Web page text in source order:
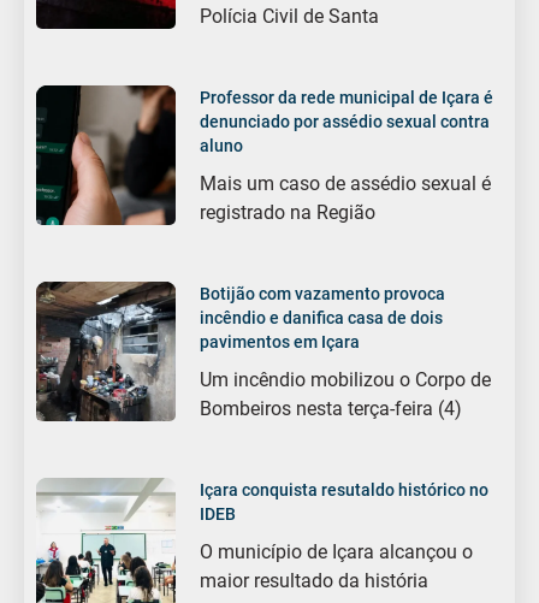
Polícia Civil de Santa
Professor da rede municipal de Içara é
denunciado por assédio sexual contra
aluno
Mais um caso de assédio sexual é
registrado na Região
Botijão com vazamento provoca
incêndio e danifica casa de dois
pavimentos em Içara
Um incêndio mobilizou o Corpo de
Bombeiros nesta terça-feira (4)
Içara conquista resutaldo histórico no
IDEB
O município de Içara alcançou o
maior resultado da história